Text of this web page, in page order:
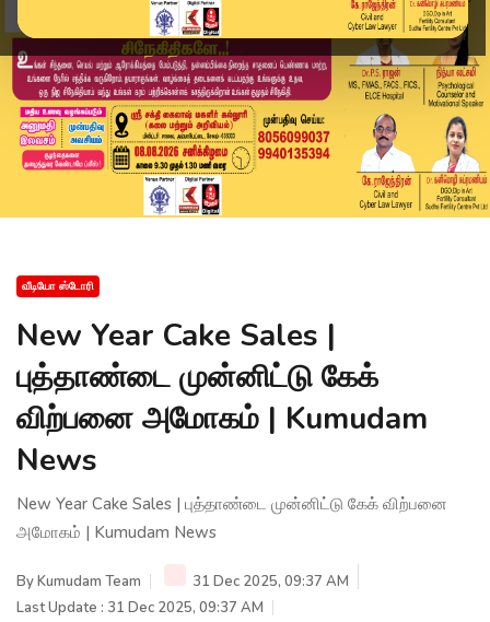
வீடியோ ஸ்டோரி
New Year Cake Sales |
புத்தாண்டை முன்னிட்டு கேக்
விற்பனை அமோகம் | Kumudam
News
New Year Cake Sales | புத்தாண்டை முன்னிட்டு கேக் விற்பனை
அமோகம் | Kumudam News
ByKumudam Team
31 Dec 2025, 09:37 AM
Last Update : 31 Dec 2025, 09:37 AM